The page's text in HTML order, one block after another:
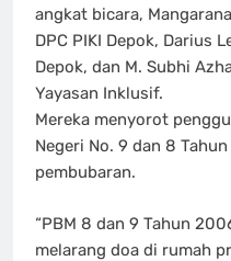
angkat bicara,
DPC PIKI Depok, Darius
Depok, dan M. Subhi
Yayasan Inklusif.
Mereka menyorot
Negeri No. 9 dan 8
pembubaran.
“PBM 8 dan 9 Tahun
melarang doa di rumah